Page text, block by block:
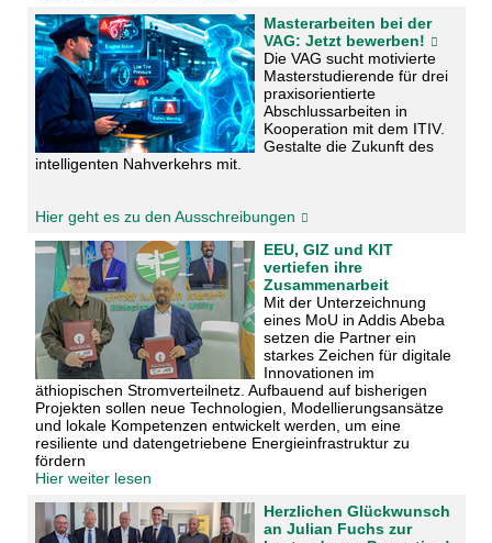
Masterarbeiten bei der
VAG: Jetzt bewerben!
Die VAG sucht motivierte
Masterstudierende für drei
praxisorientierte
Abschlussarbeiten in
Kooperation mit dem ITIV.
Gestalte die Zukunft des
intelligenten Nahverkehrs mit.
Hier geht es zu den Ausschreibungen
EEU, GIZ und KIT
vertiefen ihre
Zusammenarbeit
Mit der Unterzeichnung
eines MoU in Addis Abeba
setzen die Partner ein
starkes Zeichen für digitale
Innovationen im
äthiopischen Stromverteilnetz. Aufbauend auf bisherigen
Projekten sollen neue Technologien, Modellierungsansätze
und lokale Kompetenzen entwickelt werden, um eine
resiliente und datengetriebene Energieinfrastruktur zu
fördern
Hier weiter lesen
Herzlichen Glückwunsch
an Julian Fuchs zur